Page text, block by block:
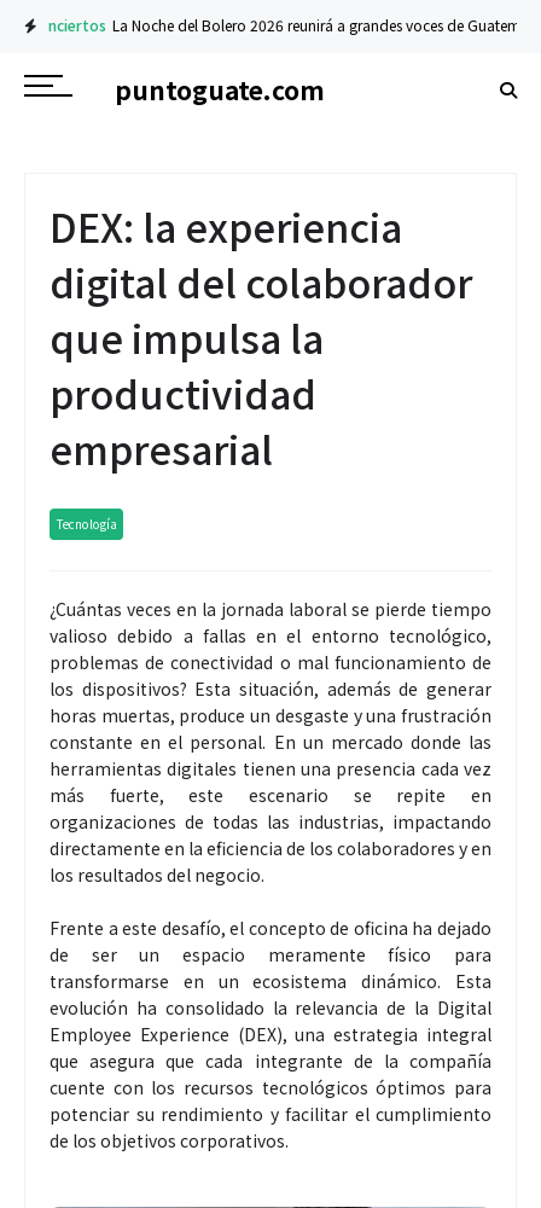
Conciertos La Noche del Bolero 2026 reunirá a grandes voces de
puntoguate.com
DEX: la experiencia
digital del colaborador
que impulsa la
productividad
empresarial
Tecnología
¿Cuántas veces en la jornada laboral se pierde tiempo
valioso debido a fallas en el entorno tecnológico,
problemas de conectividad o mal funcionamiento de
los dispositivos? Esta situación, además de generar
horas muertas, produce un desgaste y una frustración
constante en el personal. En un mercado donde las
herramientas digitales tienen una presencia cada vez
más fuerte, este escenario se repite en
organizaciones de todas las industrias, impactando
directamente en la eficiencia de los colaboradores y en
los resultados del negocio.
Frente a este desafío, el concepto de oficina ha dejado
de ser un espacio meramente físico para
transformarse en un ecosistema dinámico. Esta
evolución ha consolidado la relevancia de la Digital
Employee Experience (DEX), una estrategia integral
que asegura que cada integrante de la compañía
cuente con los recursos tecnológicos óptimos para
potenciar su rendimiento y facilitar el cumplimiento
de los objetivos corporativos.